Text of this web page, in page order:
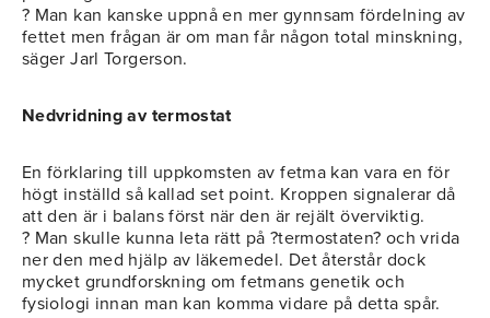
? Man kan kanske uppnå en mer gynnsam fördelning av
fettet men frågan är om man får någon total minskning,
säger Jarl Torgerson.
Nedvridning av termostat
En förklaring till uppkomsten av fetma kan vara en för
högt inställd så kallad set point. Kroppen signalerar då
att den är i balans först när den är rejält överviktig.
? Man skulle kunna leta rätt på ?termostaten? och vrida
ner den med hjälp av läkemedel. Det återstår dock
mycket grundforskning om fetmans genetik och
fysiologi innan man kan komma vidare på detta spår.